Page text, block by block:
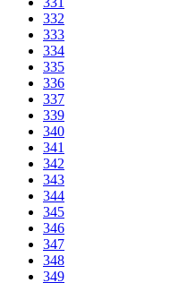
332
333
334
335
336
337
339
340
341
342
343
344
345
346
347
348
349